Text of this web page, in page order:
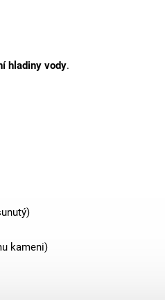
hladiny vody.
kameni)